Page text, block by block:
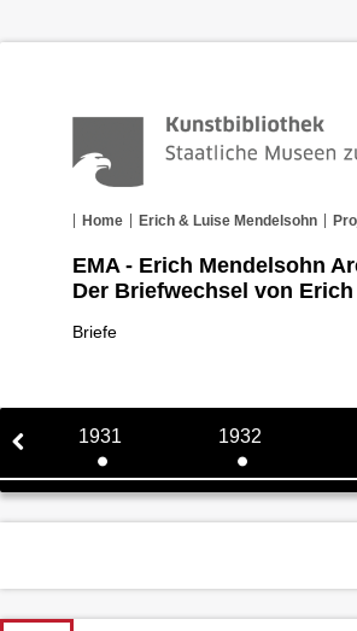
Home Erich & Luise Mendelsohn
EMA - Erich Mendelsohn
Der Briefwechsel von
Briefe
1931 1932